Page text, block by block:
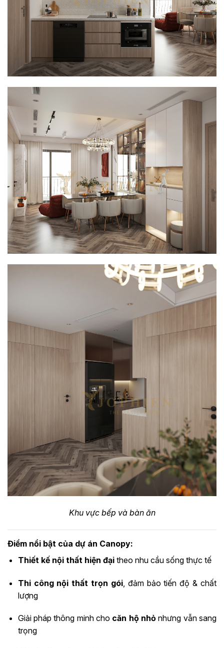
Khu vực bếp và bàn ăn
Điểm nổi bật của dự án Canopy:
Thiết kế nội thất hiện đạitheo nhu cầu sống thực tế
Thi công nội thất trọn gói, đảm bảo tiến độ & chất
lượng
Giải pháp thông minh cho căn hộ nhỏ nhưng vẫn sang
trọng